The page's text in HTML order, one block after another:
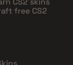
free CS2